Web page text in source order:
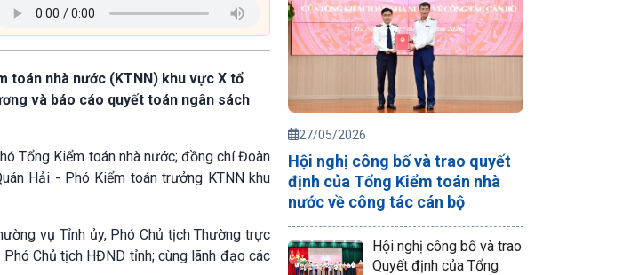
toán nhà nước (KTNN) khu vực X tổ
và báo cáo quyết toán ngân sách
Tổng Kiểm toán nhà nước; đồng chí Đoàn
Hải - Phó Kiểm toán trưởng KTNN khu
vụ Tỉnh ủy, Phó Chủ tịch Thường trực
Chủ tịch HĐND tỉnh; cùng lãnh đạo các
27/05/2026
Hội nghị công bố và trao quyết
định của Tổng Kiểm toán nhà
nước về công tác cán bộ
Hội nghị công bố và trao
Quyết định của Tổng